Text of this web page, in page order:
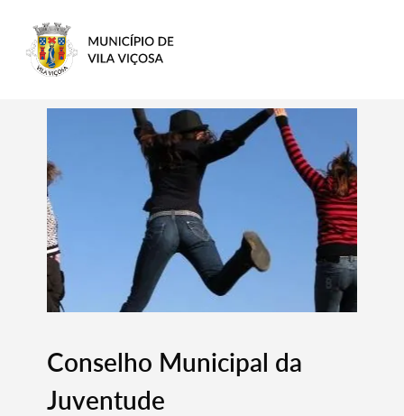
Conselho Municipal da
Juventude